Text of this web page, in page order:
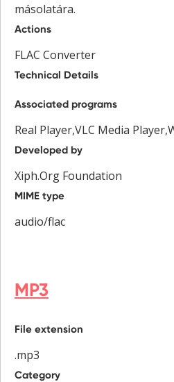
másolatára.
Actions
FLAC Converter
Technical Details
Associated programs
Real Player,VLC Media
Developed by
Xiph.Org Foundation
MIME type
audio/flac
MP3
File extension
.mp3
Category